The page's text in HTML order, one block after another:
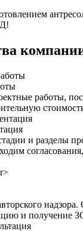
работы,
и разделы
и получение